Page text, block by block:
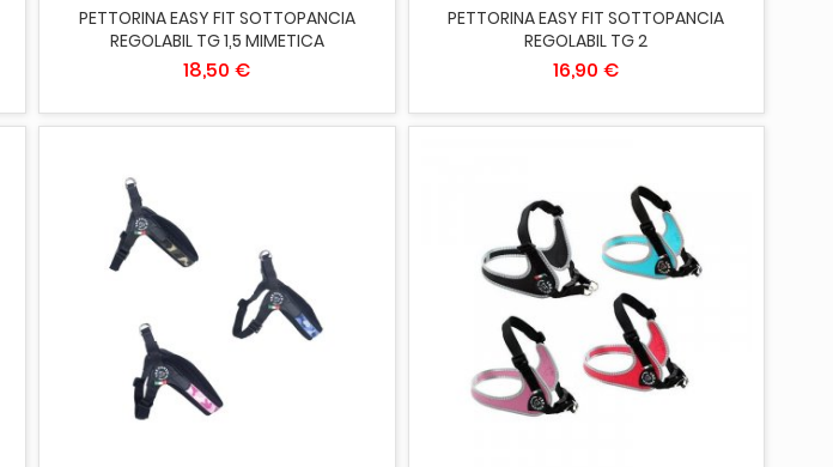
PETTORINA EASY FIT SOTTOPANCIA
REGOLABIL TG 1,5 MIMETICA
18,50 €
PETTORINA EASY FIT SOTTOPANCIA
REGOLABIL TG 2
16,90 €